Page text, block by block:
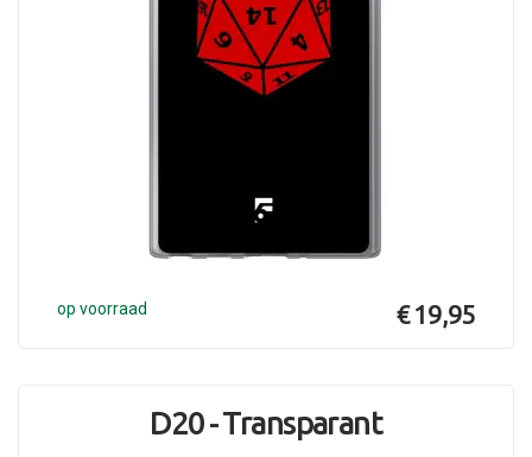
op voorraad € 19,95
D20 - Transparant